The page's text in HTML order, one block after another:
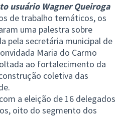
usuário Wagner Queiroga
de trabalho temáticos, os
uma palestra sobre
pela secretária municipal de
Maria do Carmo
ao fortalecimento da
coletiva das
a eleição de 16 delegados
oito do segmento dos